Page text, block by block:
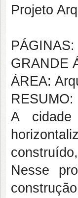
Projeto
PÁGINAS:
GRANDE
ÁREA:
RESUMO:
A cidade
Nesse